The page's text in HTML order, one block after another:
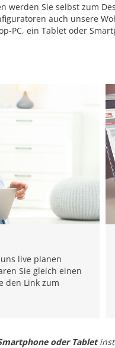
werden Sie selbst zum
auch unsere
PC, ein Tablet oder
live planen
Sie gleich einen
den Link zum
oder Tablet